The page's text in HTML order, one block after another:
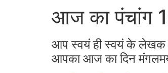
आज का पंचांग
आप स्वयं ही स्वयं के लेखक
आपका आज का दिन